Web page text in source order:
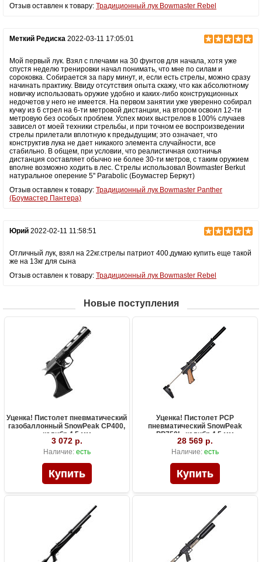
Отзыв оставлен к товару: Традиционный лук Bowmaster Rebel
Меткий Редиска 2022-03-11 17:05:01
Мой первый лук. Взял с плечами на 30 фунтов для начала, хотя уже
спустя неделю тренировки начал понимать, что мне по силам и
сороковка. Собирается за пару минут, и, если есть стрелы, можно сразу
начинать практику. Ввиду отсутствия опыта скажу, что как абсолютному
новичку использовать оружие удобно и каких-либо конструкционных
недочетов у него не имеется. На первом занятии уже уверенно собирал
кучку из 6 стрел на 6-ти метровой дистанции, на втором освоил 12-ти
метровую без особых проблем. Успех моих выстрелов в 100% случаев
зависел от моей техники стрельбы, и при точном ее воспроизведении
стрелы прилетали вплотную к предыдущим; это означает, что
конструктив лука не дает никакого элемента случайности, все
стабильно. В общем, при условии, что реалистичная охотничья
дистанция составляет обычно не более 30-ти метров, с таким оружием
вполне возможно ходить в лес. Стрелы использовал Bowmaster Berkut
натуральное оперение 5'' Parabolic (Боумастер Беркут)
Отзыв оставлен к товару: Традиционный лук Bowmaster Panther
(Боумастер Пантера)
Юрий 2022-02-11 11:58:51
Отличный лук, взял на 22кг.стрелы патриот 400.думаю купить еще такой
же на 13кг для сына
Отзыв оставлен к товару: Традиционный лук Bowmaster Rebel
Новые поступления
Уценка! Пистолет пневматический
газобаллонный SnowPeak CP400,
калибр 4.5 мм
3 072 р.
Наличие: есть
Уценка! Пистолет PCP
пневматический SnowPeak
PP750L, калибр 4.5 мм
28 569 р.
Наличие: есть